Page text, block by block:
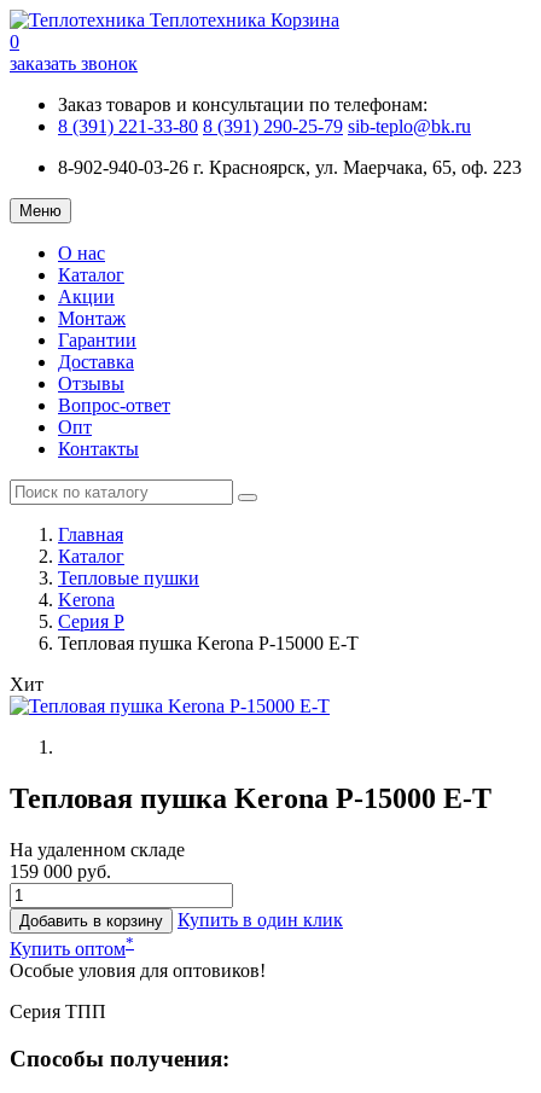
Теплотехника Корзина
0
заказать звонок
Заказ товаров и консультации по телефонам:
8 (391) 221-33-80 8 (391) 290-25-79 sib-teplo@bk.ru
8-902-940-03-26 г. Красноярск, ул. Маерчака, 65, оф. 223
Меню
О нас
Каталог
Акции
Монтаж
Гарантии
Доставка
Отзывы
Вопрос-ответ
Опт
Контакты
Главная
Каталог
Тепловые пушки
Kerona
Cерия P
Тепловая пушка Kerona P-15000 E-T
Хит
Тепловая пушка Kerona P-15000 E-T
На удаленном складе
159 000 руб.
Добавить в корзину
Купить в один клик
Купить оптом*
Особые уловия для оптовиков!
Серия ТПП
Способы получения: